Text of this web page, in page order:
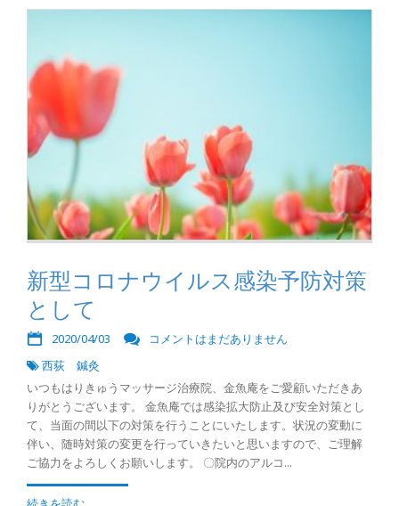
新型コロナウイルス感染予防対策
として
2020/04/03
コメントはまだありません
西荻 鍼灸
いつもはりきゅうマッサージ治療院、金魚庵をご愛顧いただきあ
りがとうございます。 金魚庵では感染拡大防止及び安全対策とし
て、当面の間以下の対策を行うことにいたします。状況の変動に
伴い、随時対策の変更を行っていきたいと思いますので、ご理解
ご協力をよろしくお願いします。 〇院内のアルコ...